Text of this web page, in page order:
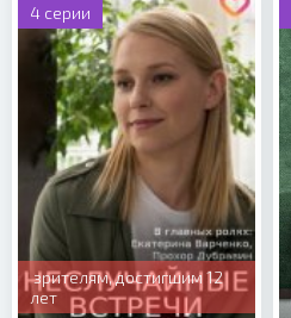
4 серии
зрителям, достигшим 12
лет